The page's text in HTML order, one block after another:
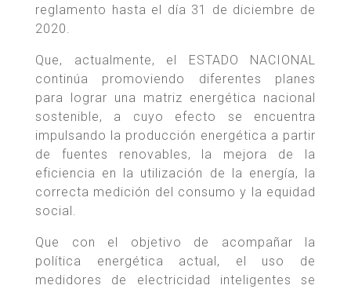
reglamento hasta el día 31 de diciembre de
2020.
Que, actualmente, el ESTADO NACIONAL
continúa promoviendo diferentes planes
para lograr una matriz energética nacional
sostenible, a cuyo efecto se encuentra
impulsando la producción energética a partir
de fuentes renovables, la mejora de la
eficiencia en la utilización de la energía, la
correcta medición del consumo y la equidad
social.
Que con el objetivo de acompañar la
política energética actual, el uso de
medidores de electricidad inteligentes se